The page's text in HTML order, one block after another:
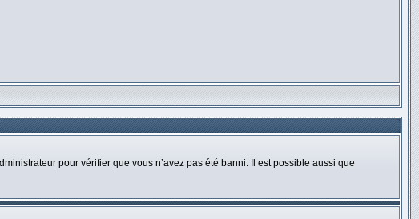
pour vérifier que vous n’avez pas été banni. Il est possible aussi que